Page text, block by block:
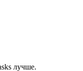
лучше.